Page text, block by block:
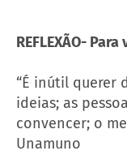
REFLEXÃO-
“É inútil querer
ideias; as
convencer; o
Unamuno